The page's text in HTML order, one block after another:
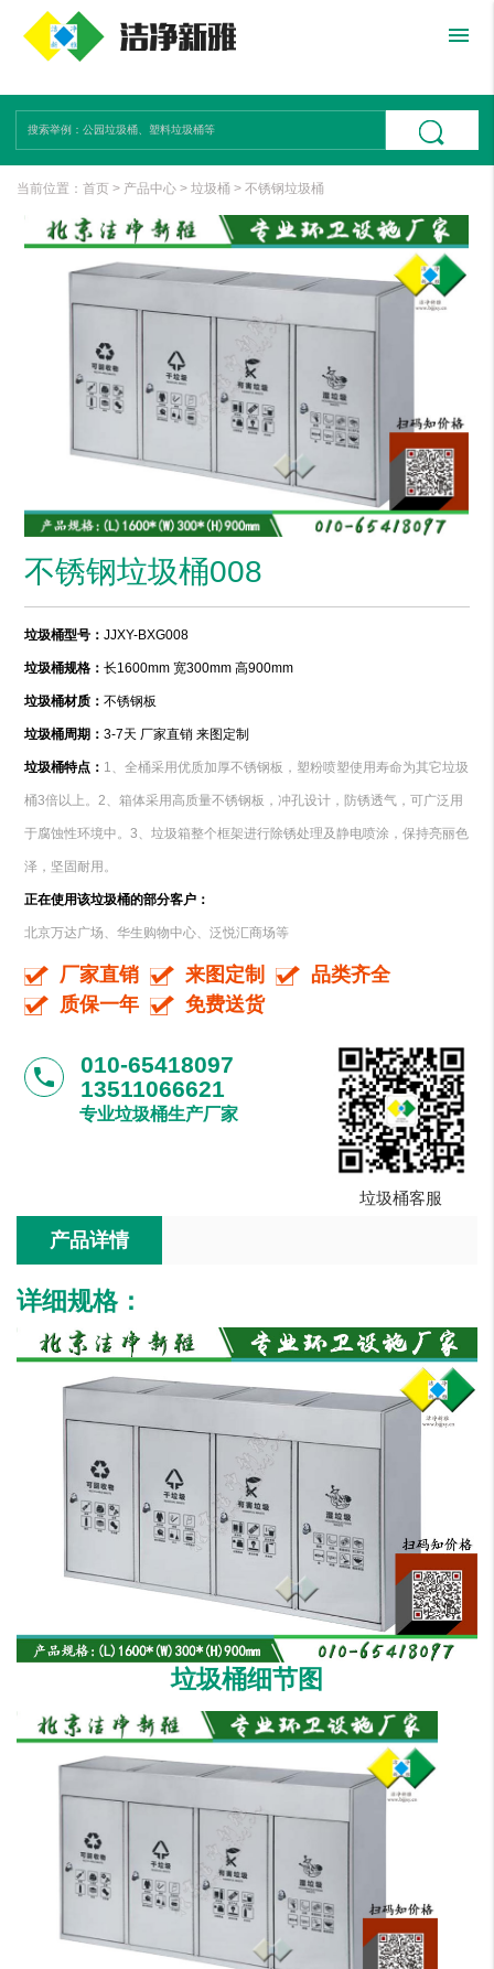
menu
当前位置： 首页> 产品中心> 垃圾桶 > 不锈钢垃圾桶
不锈钢垃圾桶008
垃圾桶型号：JJXY-BXG008
垃圾桶规格：长1600mm 宽300mm 高900mm
垃圾桶材质：不锈钢板
垃圾桶周期：3-7天 厂家直销 来图定制
垃圾桶特点： 1、全桶采用优质加厚不锈钢板，塑粉喷塑使用寿命为其它垃圾
桶3倍以上。2、箱体采用高质量不锈钢板，冲孔设计，防锈透气，可广泛用
于腐蚀性环境中。3、垃圾箱整个框架进行除锈处理及静电喷涂，保持亮丽色
泽，坚固耐用。
正在使用该垃圾桶的部分客户：
北京万达广场、华生购物中心、泛悦汇商场等
厂家直销 来图定制
品类齐全
质保一年
免费送货
phone
010-65418097
13511066621
专业垃圾桶生产厂家
垃圾桶客服
产品详情
详细规格：
垃圾桶细节图